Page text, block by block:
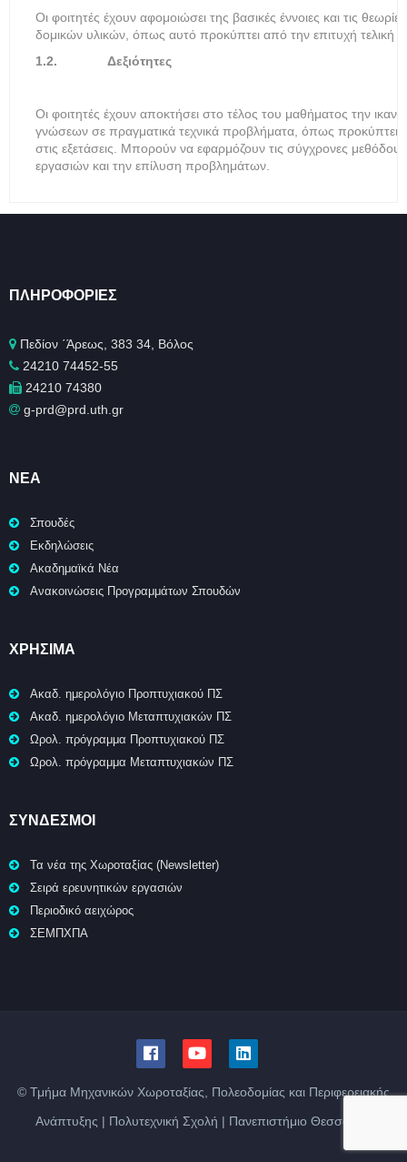
Οι φοιτητές έχουν αφομοιώσει της βασικές έννοιες και τις
δομικών υλικών, όπως αυτό προκύπτει από την επιτυχή τελική
1.2. Δεξιότητες
Οι φοιτητές έχουν αποκτήσει στο τέλος του μαθήματος την
γνώσεων σε πραγματικά τεχνικά προβλήματα, όπως προκύπτει
στις εξετάσεις. Μπορούν να εφαρμόζουν τις σύγχρονες
εργασιών και την επίλυση προβλημάτων.
ΠΛΗΡΟΦΟΡΊΕΣ
Πεδίον ΄Άρεως, 383 34, Βόλος
24210 74452-55
24210 74380
g-prd@prd.uth.gr
ΝΈΑ
Σπουδές
Εκδηλώσεις
Ακαδημαϊκά Νέα
Ανακοινώσεις Προγραμμάτων Σπουδών
ΧΡΉΣΙΜΑ
Ακαδ. ημερολόγιο Προπτυχιακού ΠΣ
Ακαδ. ημερολόγιο Μεταπτυχιακών ΠΣ
Ωρολ. πρόγραμμα Προπτυχιακού ΠΣ
Ωρολ. πρόγραμμα Μεταπτυχιακών ΠΣ
ΣΥΝΔΕΣΜΟΙ
Τα νέα της Χωροταξίας (Newsletter)
Σειρά ερευνητικών εργασιών
Περιοδικό αειχώρος
ΣΕΜΠΧΠΑ
© Τμήμα Μηχανικών Χωροταξίας, Πολεοδομίας και Περιφερειακής
Ανάπτυξης | Πολυτεχνική Σχολή | Πανεπιστήμιο Θεσσαλίας